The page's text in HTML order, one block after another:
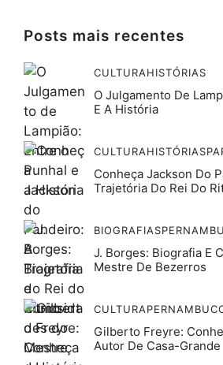
Posts mais recentes
CULTURAHISTÓRIAS
O Julgamento De
E A História
CULTURAHISTÓRIAS
Conheça Jackson Do
Trajetória Do Rei Do
BIOGRAFIAS
J. Borges: Biografia E
Mestre De Bezerros
CULTURA
Gilberto Freyre:
Autor De Casa-Grande